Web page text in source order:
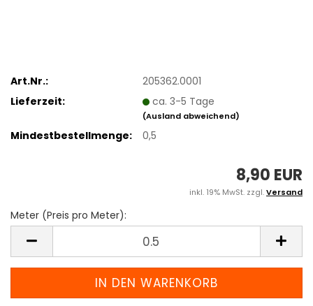
Art.Nr.:
205362.0001
Lieferzeit:
ca. 3-5 Tage
(Ausland abweichend)
Mindestbestellmenge: 0,5
8,90 EUR
inkl. 19% MwSt. zzgl.Versand
Meter (Preis pro Meter):
(Preis
pro